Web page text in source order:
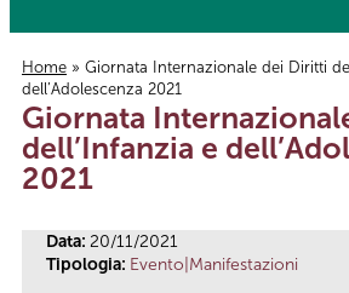
Tu sei qui
Home » Giornata Internazionale dei Diritti
dell’Adolescenza 2021
Giornata
dell’Infanzia e
2021
Data: 20/11/2021
Tipologia: Evento|Manifestazioni